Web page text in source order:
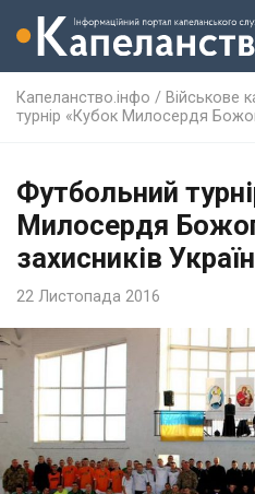
Капеланство.інфо / Військове
турнір «Кубок Милосердя
Футбольний
Милосердя
захисників
22 Листопада 2016